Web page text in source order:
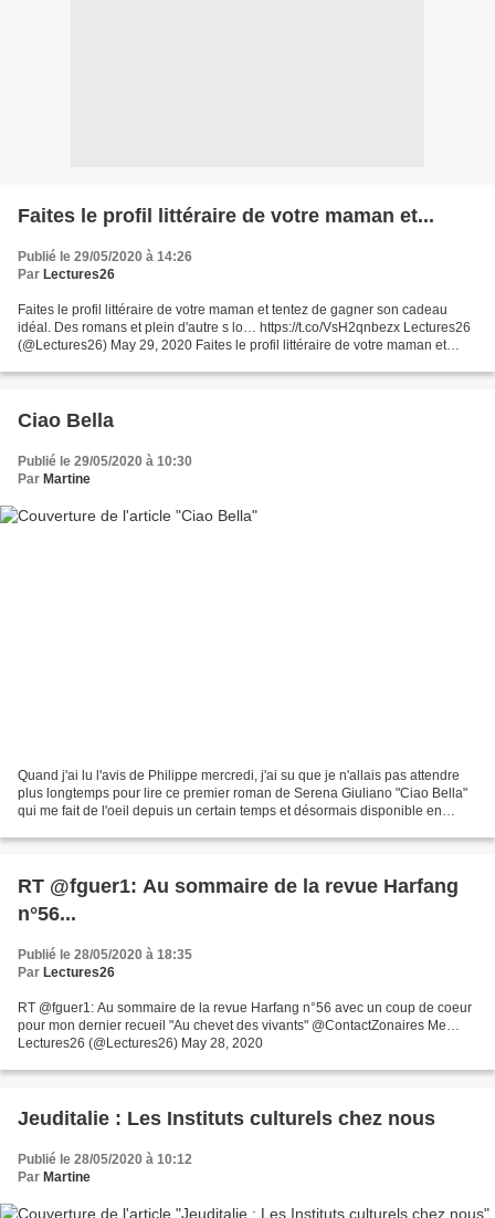
Faites le profil littéraire de votre maman et...
Publié le 29/05/2020 à 14:26
Par Lectures26
Faites le profil littéraire de votre maman et tentez de gagner son cadeau
idéal. Des romans et plein d'autre s lo… https://t.co/VsH2qnbezx Lectures26
(@Lectures26) May 29, 2020 Faites le profil littéraire de votre maman et
Ciao Bella
Publié le 29/05/2020 à 10:30
Par Martine
Quand j'ai lu l'avis de Philippe mercredi, j'ai su que je n'allais pas attendre
plus longtemps pour lire ce premier roman de Serena Giuliano "Ciao Bella"
qui me fait de l'oeil depuis un certain temps et désormais disponible en
RT @fguer1: Au sommaire de la revue Harfang
n°56...
Publié le 28/05/2020 à 18:35
Par Lectures26
RT @fguer1: Au sommaire de la revue Harfang n°56 avec un coup de coeur
pour mon dernier recueil "Au chevet des vivants" @ContactZonaires Me…
Lectures26 (@Lectures26) May 28, 2020
Jeuditalie : Les Instituts culturels chez nous
Publié le 28/05/2020 à 10:12
Par Martine